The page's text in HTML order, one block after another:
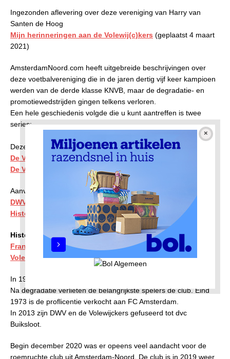
Ingezonden aflevering over deze vereniging van Harry van
Santen de Hoog
Mijn herinneringen aan de Volewij(c)kers (geplaatst 4 maart
2021)
AmsterdamNoord.com heeft uitgebreide beschrijvingen over
deze voetbalvereniging die in de jaren dertig vijf keer kampioen
werden van de derde klasse KNVB, maar de degradatie- en
promotiewedstrijden gingen telkens verloren.
Een hele geschiedenis volgde die u kunt aantreffen is twee
series:
Deze serie is geschreven door Albert van der Vliet †
De Volewij(c)kers tot 1945– 6 afleveringen
De Volewij(c)kers na 1945 – 7 afleveringen
Aanverwante artikelen door Albert van der Vliet †
DWV fuseert met de Volewij(c)kers
Historisch overzicht voetbal in Amsterdam-Noord
Historische Figuren
Frans van der Oord, badmeester en bestuurslid bij de
Volewij(c)kers
In 1964 moest de voetbalclub het gezellige Mosveld verlaten.
Na degradatie verlieten de belangrijkste spelers de club. Eind
1973 is de proflicentie verkocht aan FC Amsterdam.
In 2013 zijn DWV en de Volewijckers gefuseerd tot dvc
Buiksloot.
Begin december 2020 was er opeens veel aandacht voor de
roemruchte club uit Amsterdam-Noord. De club is in 2019 weer